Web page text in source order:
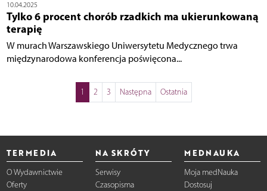
10.04.2025
Tylko 6 procent chorób rzadkich ma ukierunkowaną
terapię
W murach Warszawskiego Uniwersytetu Medycznego trwa
międzynarodowa konferencja poświęcona...
1 2 3 Następna Ostatnia
TERMEDIA
O Wydawnictwie
Oferty
NA SKRÓTY
Serwisy
Czasopisma
MEDNAUKA
Moja medNauka
Dostosuj